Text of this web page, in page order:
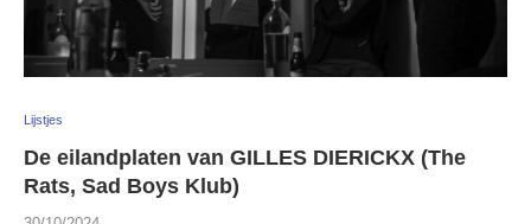
Lijstjes
De eilandplaten van GILLES DIERICKX (The
Rats, Sad Boys Klub)